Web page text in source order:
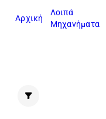
Αρχική
Λοιπά
Μηχανήματα